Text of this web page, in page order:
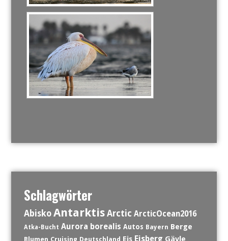
Schlagwörter
Abisko Antarktis Arctic ArcticOcean2016
Atka-Bucht Aurora borealis Autos Bayern Berge
Blumen Cruising Deutschland Eis Eisberg Gävle